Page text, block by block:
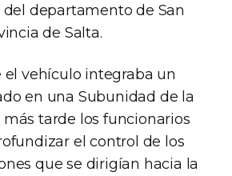
departamento de San
de Salta.
vehículo integraba un
en una Subunidad de la
tarde los funcionarios
el control de los
que se dirigían hacia la